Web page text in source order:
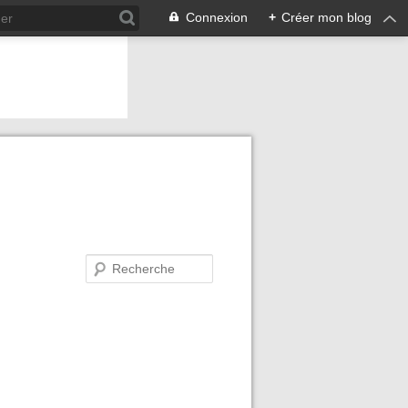
Connexion + Créer mon blog